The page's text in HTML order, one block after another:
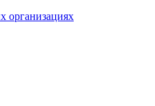
организациях